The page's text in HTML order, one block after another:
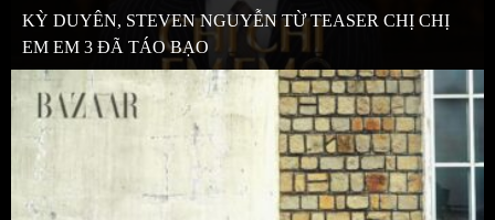
KỲ DUYÊN, STEVEN NGUYỄN TỪ TEASER CHỊ CHỊ
EM EM 3 ĐÃ TÁO BẠO